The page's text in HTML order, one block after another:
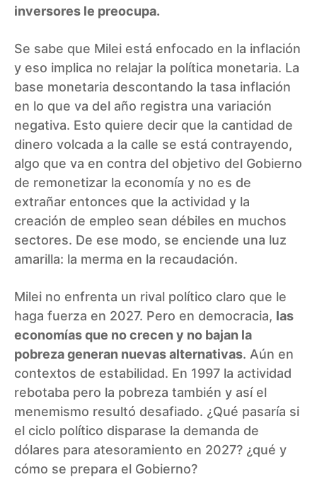
inversores le preocupa.
Se sabe que Milei está enfocado en la inflación
y eso implica no relajar la política monetaria. La
base monetaria descontando la tasa inflación
en lo que va del año registra una variación
negativa. Esto quiere decir que la cantidad de
dinero volcada a la calle se está contrayendo,
algo que va en contra del objetivo del Gobierno
de remonetizar la economía y no es de
extrañar entonces que la actividad y la
creación de empleo sean débiles en muchos
sectores. De ese modo, se enciende una luz
amarilla: la merma en la recaudación.
Milei no enfrenta un rival político claro que le
haga fuerza en 2027. Pero en democracia, las
economías que no crecen y no bajan la
pobreza generan nuevas alternativas. Aún en
contextos de estabilidad. En 1997 la actividad
rebotaba pero la pobreza también y así el
menemismo resultó desafiado. ¿Qué pasaría si
el ciclo político disparase la demanda de
dólares para atesoramiento en 2027? ¿qué y
cómo se prepara el Gobierno?